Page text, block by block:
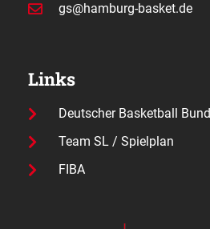
gs@hamburg-basket.de
Links
Deutscher Basketball Bund
Team SL / Spielplan
FIBA